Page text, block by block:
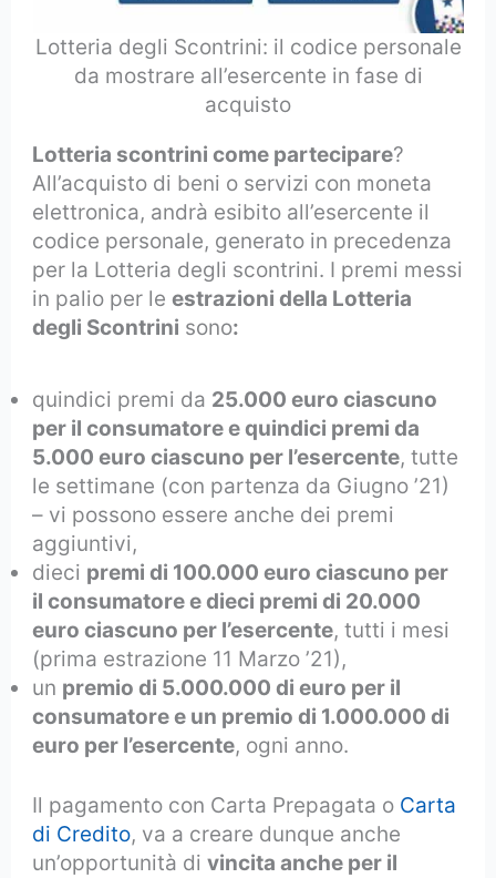
Lotteria degli Scontrini: il codice personale
da mostrare all’esercente in fase di
acquisto
Lotteria scontrini come partecipare?
All’acquisto di beni o servizi con moneta
elettronica, andrà esibito all’esercente il
codice personale, generato in precedenza
per la Lotteria degli scontrini. I premi messi
in palio per leestrazioni della Lotteria
degli Scontrini sono:
quindici premi da 25.000 euro ciascuno
per il consumatore e quindici premi da
5.000 euro ciascuno per l’esercente, tutte
le settimane (con partenza da Giugno ’21)
– vi possono essere anche dei premi
aggiuntivi,
dieci premi di 100.000 euro ciascuno per
il consumatore e dieci premi di 20.000
euro ciascuno per l’esercente, tutti i mesi
(prima estrazione 11 Marzo ’21),
un premio di 5.000.000 di euro per il
consumatore e un premio di 1.000.000 di
euro per l’esercente, ogni anno.
Il pagamento con Carta Prepagata o Carta
di Credito, va a creare dunque anche
un’opportunità divincita anche per il